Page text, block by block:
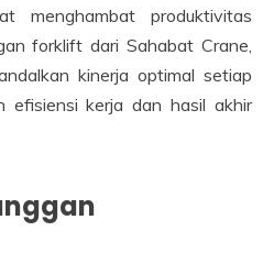
menghambat produktivitas
forklift dari Sahabat Crane,
kinerja optimal setiap
efisiensi kerja dan hasil akhir